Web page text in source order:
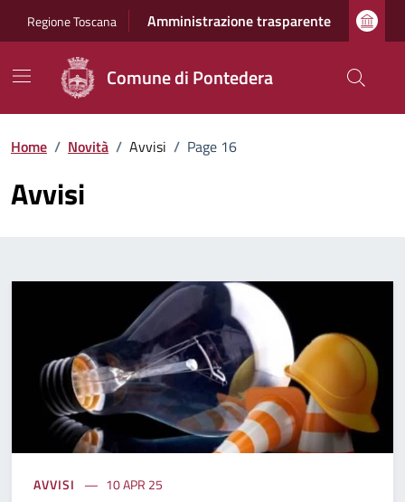
Regione Toscana Amministrazione trasparente
Comune di Pontedera
Home / Novità / Avvisi / Page 16
Avvisi
AVVISI 10 APR 25